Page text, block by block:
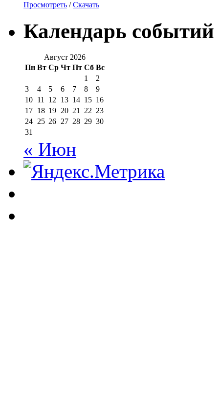
Просмотреть /Скачать
Календарь событий
Август 2026
Пн Вт Ср Чт Пт Сб Вс
1
2
3
4 5 6 7 8
9
10 11 12 13 14 15 16
17 18 19 20 21 22 23
24 25 26 27 28 29 30
31
« Июн